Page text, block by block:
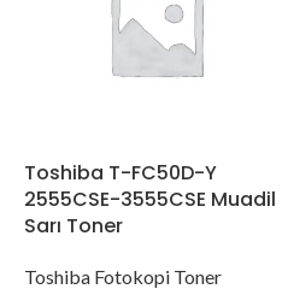
Toshiba T-FC50D-Y
2555CSE-3555CSE Muadil
Sarı Toner
Toshiba Fotokopi Toner